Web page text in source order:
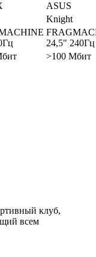
ASUS
Knight
24,5" 240Гц
>100 Мбит
клуб,
всем